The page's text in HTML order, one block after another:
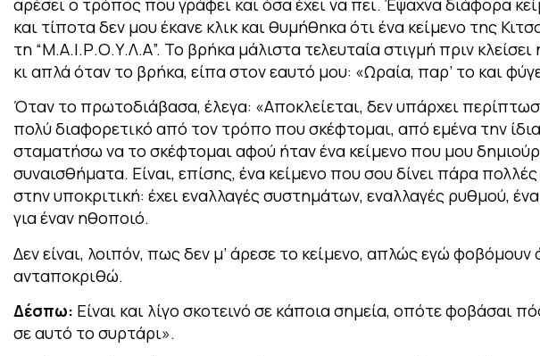
και τίποτα δεν μου έκανε κλικ και θυμήθηκα ότι ένα κείμενο της
τη “Μ.Α.Ι.Ρ.Ο.Υ.Λ.Α”. Το βρήκα μάλιστα τελευταία στιγμή πριν κλείσει
κι απλά όταν το βρήκα, είπα στον εαυτό μου: «Ωραία, παρ’ το και
Όταν το πρωτοδιάβασα, έλεγα: «Αποκλείεται, δεν υπάρχει
πολύ διαφορετικό από τον τρόπο που σκέφτομαι, από εμένα την
σταματήσω να το σκέφτομαι αφού ήταν ένα κείμενο που μου
συναισθήματα. Είναι, επίσης, ένα κείμενο που σου δίνει πάρα
στην υποκριτική: έχει εναλλαγές συστημάτων, εναλλαγές ρυθμού,
για έναν ηθοποιό.
Δεν είναι, λοιπόν, πως δεν μ’ άρεσε το κείμενο, απλώς εγώ
ανταποκριθώ.
Δέσπω: Είναι και λίγο σκοτεινό σε κάποια σημεία, οπότε φοβάσαι
σε αυτό το συρτάρι».